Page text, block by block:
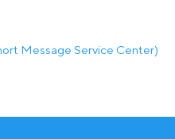
Message Service Center)